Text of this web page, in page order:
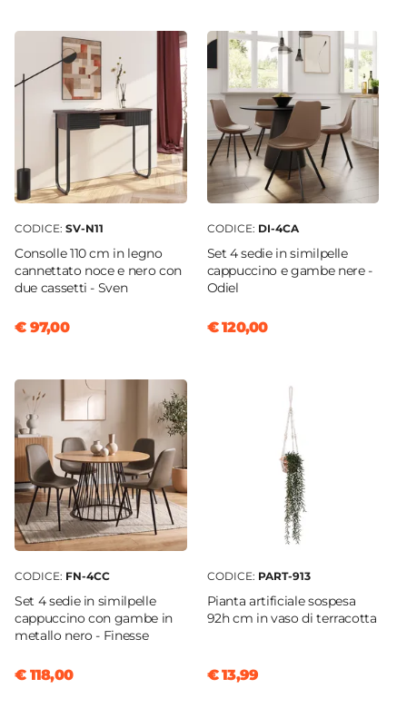
CODICE: SV-N11
Consolle 110 cm in legno
cannettato noce e nero con
due cassetti - Sven
€ 97,00
CODICE: DI-4CA
Set 4 sedie in similpelle
cappuccino e gambe nere -
Odiel
€ 120,00
CODICE: FN-4CC
Set 4 sedie in similpelle
cappuccino con gambe in
metallo nero - Finesse
€ 118,00
CODICE: PART-913
Pianta artificiale sospesa
92h cm in vaso di terracotta
€ 13,99